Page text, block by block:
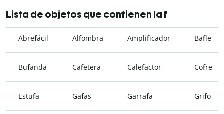
Lista de objetos que contienen la f
Abrefácil Alfombra Amplificador Bafle
Bufanda Cafetera Calefactor Cofre
Estufa Gafas Garrafa Grifo